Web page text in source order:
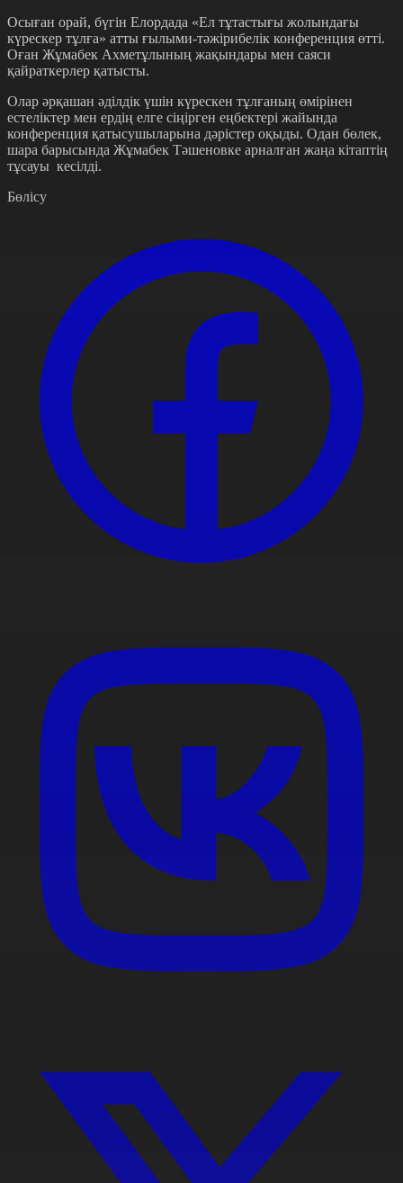
Осыған орай, бүгін Елордада «Ел тұтастығы жолындағы
күрескер тұлға» атты ғылыми-тәжірибелік конференция өтті.
Оған Жұмабек Ахметұлының жақындары мен саяси
қайраткерлер қатысты.
Олар әрқашан әділдік үшін күрескен тұлғаның өмірінен
естеліктер мен ердің елге сіңірген еңбектері жайында
конференция қатысушыларына дәрістер оқыды. Одан бөлек,
шара барысында Жұмабек Тәшеновке арналған жаңа кітаптің
тұсауы кесілді.
Бөлісу